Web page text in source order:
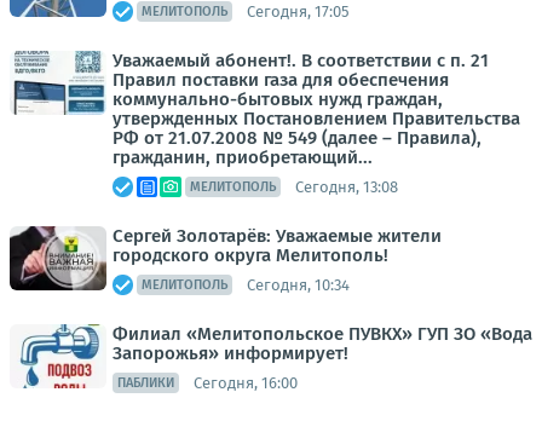
МЕЛИТОПОЛЬ Сегодня, 17:05
Уважаемый абонент!. В соответствии с п. 21
Правил поставки газа для обеспечения
коммунально-бытовых нужд граждан,
утвержденных Постановлением Правительства
РФ от 21.07.2008 № 549 (далее – Правила),
гражданин, приобретающий...
МЕЛИТОПОЛЬ Сегодня, 13:08
Сергей Золотарёв: Уважаемые жители
городского округа Мелитополь!
МЕЛИТОПОЛЬ Сегодня, 10:34
Филиал «Мелитопольское ПУВКХ» ГУП ЗО «Вода
Запорожья» информирует!
ПАБЛИКИ Сегодня, 16:00